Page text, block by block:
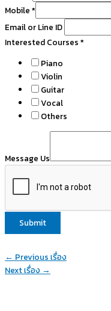
Mobile *
Email or Line ID
Us
Line
Interested Courses *
Piano
Violin
Guitar
Vocal
Others
Message Us
Submit
← Previous เรื่อง
Next เรื่อง →